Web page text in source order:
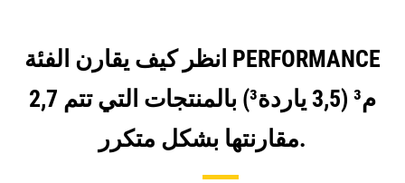
انظر كيف يقارن الفئة PERFORMANCE
2,7 م³ (3,5 ياردة³) بالمنتجات التي تتم
مقارنتها بشكل متكرر.